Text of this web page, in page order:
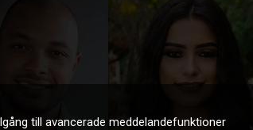
till avancerade meddelandefunktioner